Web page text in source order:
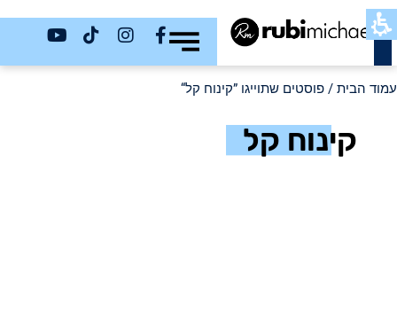
כשר
עמוד הבית / פוסטים שתוייגו ”קינוח קל“
קינוח קל